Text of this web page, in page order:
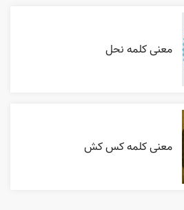
معنی کلمه نحل
معنی کلمه کس کش